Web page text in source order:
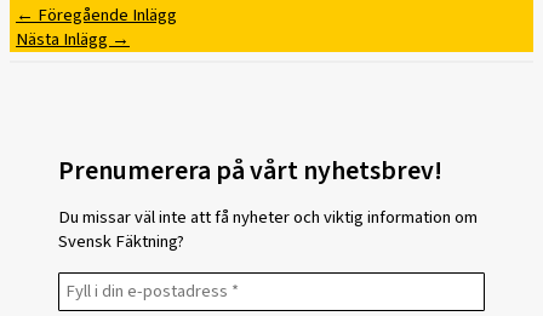
← Föregående Inlägg
Nästa Inlägg →
Prenumerera på vårt nyhetsbrev!
Du missar väl inte att få nyheter och viktig information om
Svensk Fäktning?